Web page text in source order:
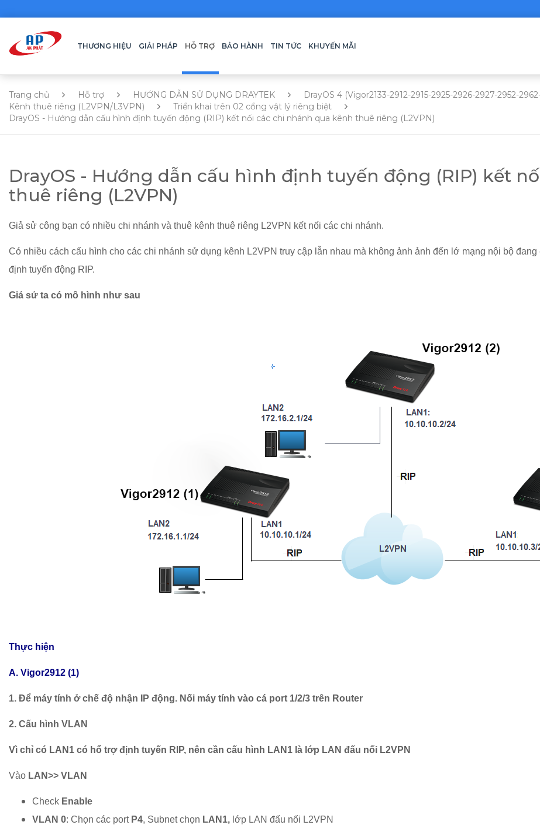
THƯƠNG HIỆU GIẢI PHÁP HỖ TRỢ BẢO HÀNH TIN TỨC KHUYẾN MÃI
Trang chủ Hỗ trợ HƯỚNG DẪN SỬ DỤNG DRAYTEK
DrayOS 4 (Vigor2133-2912-2915-2925-2926-2927-2952-
Kênh thuê riêng (L2VPN/L3VPN)
Triển khai trên 02 cổng vật lý riêng biệt
DrayOS - Hướng dẫn cấu hình định tuyến động (RIP) kết nối các chi nhánh qua kênh thuê riêng (L2VPN)
DrayOS - Hướng dẫn cấu hình định tuyến động (RIP) kết
thuê riêng (L2VPN)
Giả sử công bạn có nhiều chi nhánh và thuê kênh thuê riêng L2VPN kết nối các chi nhánh.
Có nhiều cách cấu hình cho các chi nhánh sử dụng kênh L2VPN truy cập lẫn nhau mà không ảnh ảnh đến lớ mạng nội bộ
định tuyến động RIP.
Giả sử ta có mô hình như sau
Thực hiện
A. Vigor2912 (1)
1. Để máy tính ở chế độ nhận IP động. Nối máy tính vào cá port 1/2/3 trên Router
2. Cấu hình VLAN
Vì chỉ có LAN1 có hổ trợ định tuyến RIP, nên cần cấu hình LAN1 là lớp LAN đấu nối L2VPN
Vào LAN>> VLAN
Check Enable
VLAN 0: Chọn các port P4, Subnet chọn LAN1, lớp LAN đấu nối L2VPN